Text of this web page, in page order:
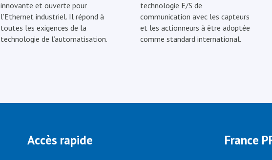
innovante et ouverte pour
l’Ethernet industriel. Il répond à
toutes les exigences de la
technologie de l’automatisation.
technologie E/S de
communication avec les capteurs
et les actionneurs à être adoptée
comme standard international.
Accès rapide France